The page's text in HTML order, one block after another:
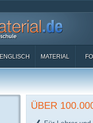
ENGLISCH MATERIAL
ÜBER